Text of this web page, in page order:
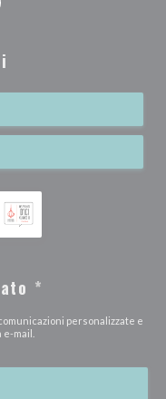
una nuova finestra))
((apre una nuova
*
personalizzate e
mail.